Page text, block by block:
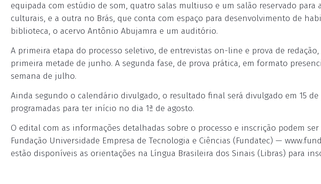
equipada com estúdio de som, quatro salas multiuso e um salão reservado para
culturais, e a outra no Brás, que conta com espaço para desenvolvimento de
biblioteca, o acervo Antônio Abujamra e um auditório.
A primeira etapa do processo seletivo, de entrevistas on-line e prova de
primeira metade de junho. A segunda fase, de prova prática, em formato
semana de julho.
Ainda segundo o calendário divulgado, o resultado final será divulgado em 15 de
programadas para ter início no dia 1ª de agosto.
O edital com as informações detalhadas sobre o processo e inscrição podem
Fundação Universidade Empresa de Tecnologia e Ciências (Fundatec) —
estão disponíveis as orientações na Língua Brasileira dos Sinais (Libras) para